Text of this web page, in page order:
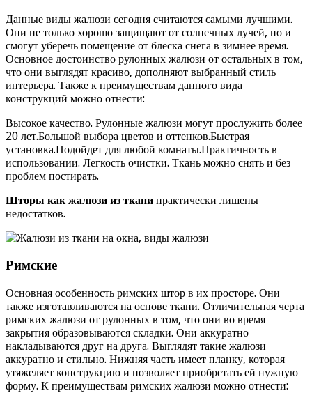
Данные виды жалюзи сегодня считаются самыми лучшими.
Они не только хорошо защищают от солнечных лучей, но и
смогут уберечь помещение от блеска снега в зимнее время.
Основное достоинство рулонных жалюзи от остальных в том,
что они выглядят красиво, дополняют выбранный стиль
интерьера. Также к преимуществам данного вида
конструкций можно отнести:
Высокое качество. Рулонные жалюзи могут прослужить более
20 лет.Большой выбора цветов и оттенков.Быстрая
установка.Подойдет для любой комнаты.Практичность в
использовании. Легкость очистки. Ткань можно снять и без
проблем постирать.
Шторы как жалюзи из ткани практически лишены
недостатков.
Римские
Основная особенность римских штор в их просторе. Они
также изготавливаются на основе ткани. Отличительная черта
римских жалюзи от рулонных в том, что они во время
закрытия образовываются складки. Они аккуратно
накладываются друг на друга. Выглядят такие жалюзи
аккуратно и стильно. Нижняя часть имеет планку, которая
утяжеляет конструкцию и позволяет приобретать ей нужную
форму. К преимуществам римских жалюзи можно отнести: